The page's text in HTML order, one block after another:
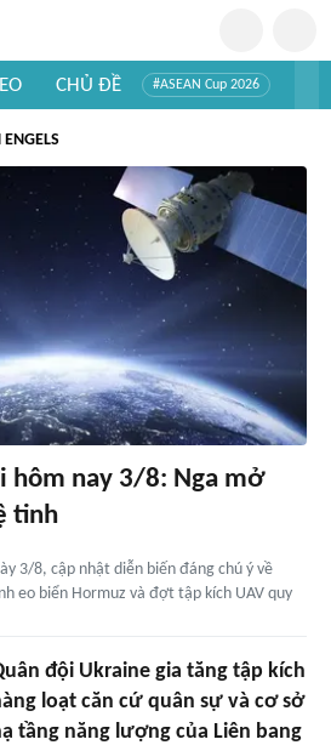
CHỦ ĐỀ #ASEAN Cup 2026
hôm nay 3/8: Nga mở
tinh
3/8, cập nhật diễn biến đáng chú ý về
eo biển Hormuz và đợt tập kích UAV quy
đội Ukraine gia tăng tập kích
loạt căn cứ quân sự và cơ sở
tầng năng lượng của Liên bang